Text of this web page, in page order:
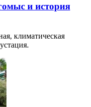
и история
климатическая